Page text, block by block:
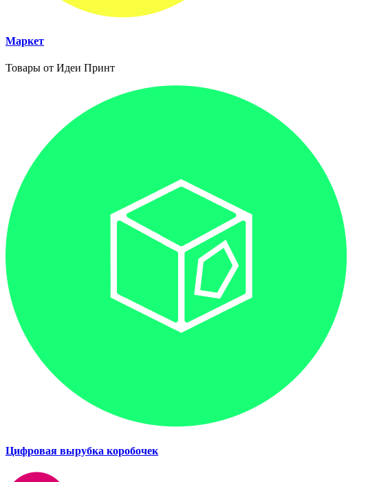
Маркет
Товары от Идеи Принт
Цифровая вырубка коробочек